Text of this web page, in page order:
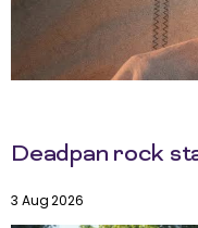
Deadpan rock
3 Aug 2026